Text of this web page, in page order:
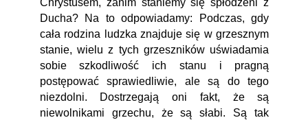
Ducha? Na to odpowiadamy: Podczas, gdy
cała rodzina ludzka znajduje się w grzesznym
stanie, wielu z tych grzeszników uświadamia
sobie szkodliwość ich stanu i pragną
postępować sprawiedliwie, ale są do tego
niezdolni. Dostrzegają oni fakt, że są
niewolnikami grzechu, że są słabi. Są tak